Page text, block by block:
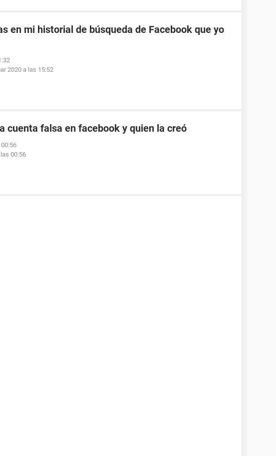
en mi historial de búsqueda de Facebook que yo
2020 a las 15:52
cuenta falsa en facebook y quien la creó
00:56